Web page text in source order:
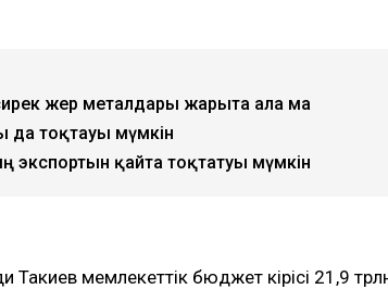
жер металдары жарыта ала ма
да тоқтауы мүмкін
қайта тоқтатуы мүмкін
мемлекеттік бюджет кірісі 21,9